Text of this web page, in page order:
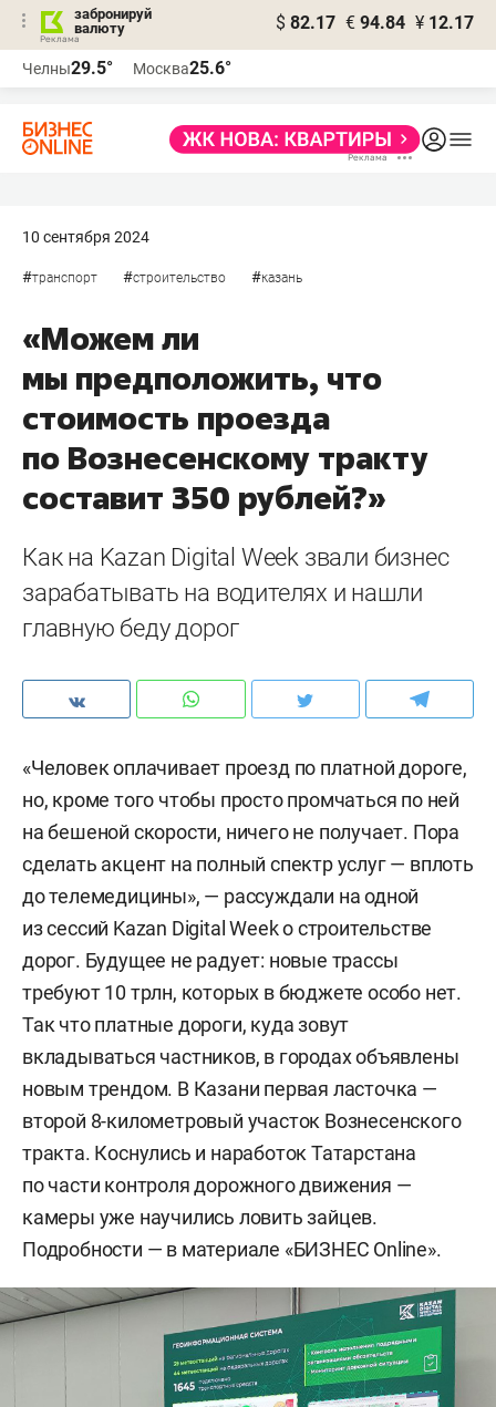
забронируй
валюту
$ 82.17 € 94.84 ¥ 12.17
Челны29.5° Москва25.6°
10 сентября 2024
#транспорт #строительство #казань
«Можем ли
мы предположить, что
стоимость проезда
по Вознесенскому тракту
составит 350 рублей?»
Как на Kazan Digital Week звали бизнес
зарабатывать на водителях и нашли
главную беду дорог
«Человек оплачивает проезд по платной дороге,
но, кроме того чтобы просто промчаться по ней
на бешеной скорости, ничего не получает. Пора
сделать акцент на полный спектр услуг — вплоть
до телемедицины», — рассуждали на одной
из сессий Kazan Digital Week о строительстве
дорог. Будущее не радует: новые трассы
требуют 10 трлн, которых в бюджете особо нет.
Так что платные дороги, куда зовут
вкладываться частников, в городах объявлены
новым трендом. В Казани первая ласточка —
второй 8-километровый участок Вознесенского
тракта. Коснулись и наработок Татарстана
по части контроля дорожного движения —
камеры уже научились ловить зайцев.
Подробности — в материале «БИЗНЕС Online».